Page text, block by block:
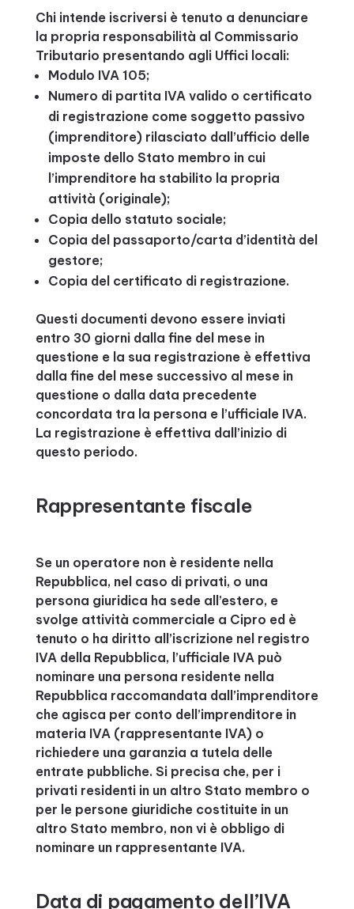
Chi intende iscriversi è tenuto a denunciare
la propria responsabilità al Commissario
Tributario presentando agli Uffici locali:
Modulo IVA 105;
Numero di partita IVA valido o certificato
di registrazione come soggetto passivo
(imprenditore) rilasciato dall’ufficio delle
imposte dello Stato membro in cui
l’imprenditore ha stabilito la propria
attività (originale);
Copia dello statuto sociale;
Copia del passaporto/carta d’identità del
gestore;
Copia del certificato di registrazione.
Questi documenti devono essere inviati
entro 30 giorni dalla fine del mese in
questione e la sua registrazione è effettiva
dalla fine del mese successivo al mese in
questione o dalla data precedente
concordata tra la persona e l’ufficiale IVA.
La registrazione è effettiva dall’inizio di
questo periodo.
Rappresentante fiscale
Se un operatore non è residente nella
Repubblica, nel caso di privati, o una
persona giuridica ha sede all’estero, e
svolge attività commerciale a Cipro ed è
tenuto o ha diritto all’iscrizione nel registro
IVA della Repubblica, l’ufficiale IVA può
nominare una persona residente nella
Repubblica raccomandata dall’imprenditore
che agisca per conto dell’imprenditore in
materia IVA (rappresentante IVA) o
richiedere una garanzia a tutela delle
entrate pubbliche. Si precisa che, per i
privati residenti in un altro Stato membro o
per le persone giuridiche costituite in un
altro Stato membro, non vi è obbligo di
nominare un rappresentante IVA.
Data di pagamento dell’IVA